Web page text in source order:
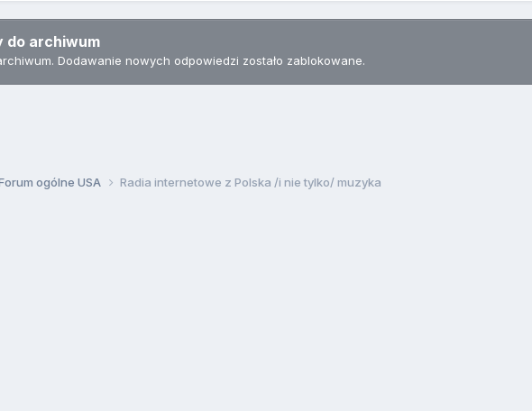
do archiwum
Dodawanie nowych odpowiedzi zostało zablokowane.
ogólne USA Radia internetowe z Polska /i nie tylko/ muzyka